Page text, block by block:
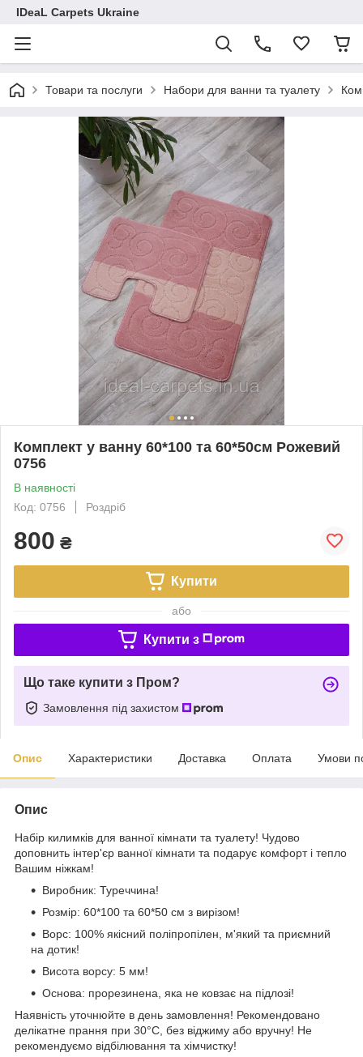
IDeaL Carpets Ukraine
Товари та послуги Набори для ванни та туалету
Комплект у ванну 60*100 та 60*50см Рожевий
0756
В наявності
Код: 0756
Роздріб
800 ₴
Купити
або
Купити з
Що таке купити з Пром?
Замовлення під захистом
Опис Характеристики Доставка Оплата Умови
Опис
Набір килимків для ванної кімнати та туалету! Чудово
доповнить інтер'єр ванної кімнати та подарує комфорт і тепло
Вашим ніжкам!
Виробник: Туреччина!
Розмір: 60*100 та 60*50 см з вирізом!
Ворс: 100% якісний поліпропілен, м'який та приємний
на дотик!
Висота ворсу: 5 мм!
Основа: прорезинена, яка не ковзає на підлозі!
Наявність уточнюйте в день замовлення! Рекомендовано
делікатне прання при 30°С, без віджиму або вручну! Не
рекомендуємо відбілювання та хімчистку!